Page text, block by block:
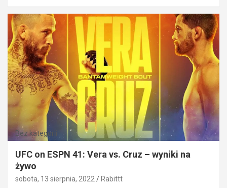
Bez kategorii
UFC on ESPN 41: Vera vs. Cruz – wyniki na
żywo
sobota, 13 sierpnia, 2022 Rabittt